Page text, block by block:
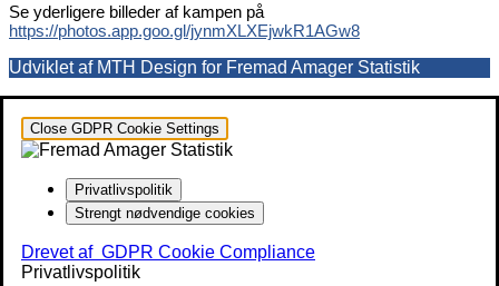
Se yderligere billeder af kampen på
https://photos.app.goo.gl/jynmXLXEjwkR1AGw8
Udviklet af MTH Design for Fremad Amager Statistik
Close GDPR Cookie Settings
Privatlivspolitik
Strengt nødvendige cookies
Drevet af GDPR Cookie Compliance
Privatlivspolitik